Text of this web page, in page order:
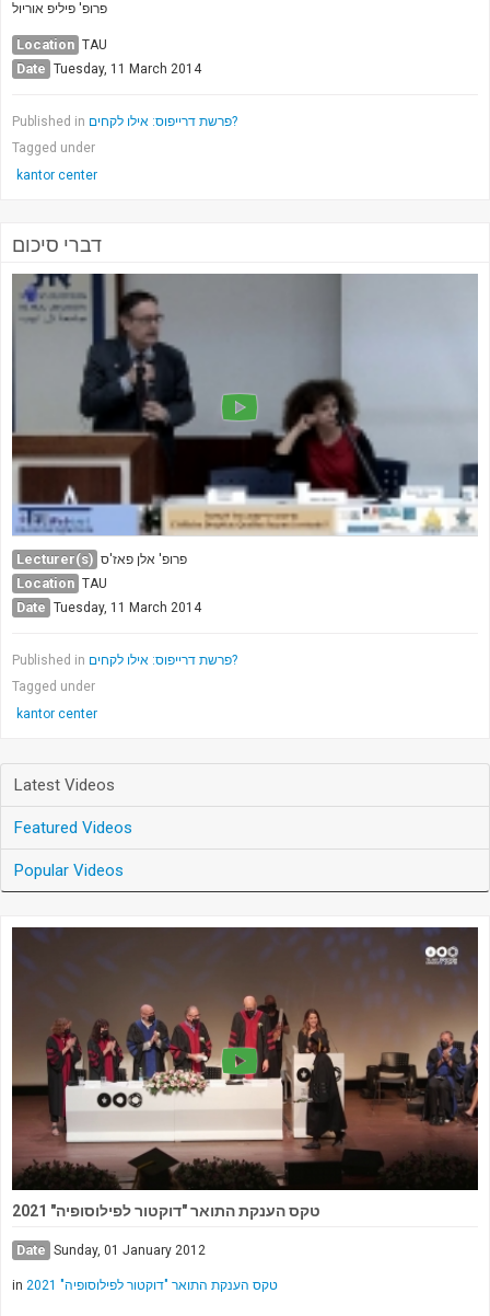
פרופ' פיליפ אוריול
Location TAU
Date Tuesday, 11 March 2014
Published in
פרשת דרייפוס: אילו לקחים?
Tagged under
kantor center
דברי סיכום
Lecturer(s) פרופ' אלן פאז'ס
Location TAU
Date Tuesday, 11 March 2014
Published in
פרשת דרייפוס: אילו לקחים?
Tagged under
kantor center
Latest Videos
Featured Videos
Popular Videos
טקס הענקת התואר "דוקטור לפילוסופיה" 2021
Date Sunday, 01 January 2012
in טקס הענקת התואר "דוקטור לפילוסופיה" 2021